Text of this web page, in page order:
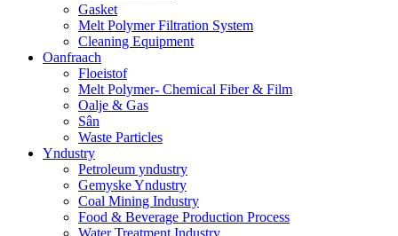
Gasket
Melt Polymer Filtration System
Cleaning Equipment
Oanfraach
Floeistof
Melt Polymer- Chemical Fiber & Film
Oalje & Gas
Sân
Waste Particles
Yndustry
Petroleum yndustry
Gemyske Yndustry
Coal Mining Industry
Food & Beverage Production Process
Water Treatment Industry